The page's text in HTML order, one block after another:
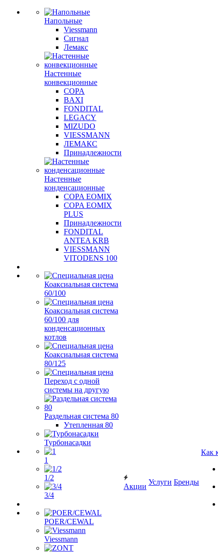
Напольные
Viessmann
Сигнал
Лемакс
Настенные
конвекционные
COPA
BAXI
FONDITAL
LEGACY
MIZUDO
VIESSMANN
ЛЕМАКС
Принадлежности
Настенные
конденсационные
COPA EOMIX
COPA EOMIX
PLUS
Принадлежности
FONDITAL
ANTEA KRB
VIESSMANN
VITODENS 100
Коаксиальная система
60/100
Коаксиальная система
60/100 для
конденсационных
котлов
Коаксиальная система
80/125
Переход с одной
системы на другую
Раздельная система 80
Утепленная 80
Турбонасадки
1
1/2
3/4
POER/CEWAL
Viessmann
Акции
Услуги Бренды
Как